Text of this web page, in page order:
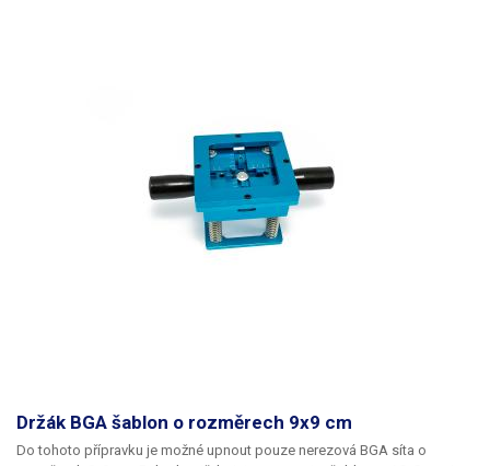
Držák BGA šablon o rozměrech 9x9 cm
Do tohoto přípravku je možné upnout pouze nerezová BGA síta o